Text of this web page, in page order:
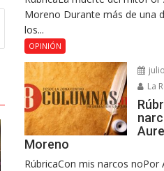
Moreno Durante más de una
los...
OPINIÓN
La
Moreno
RúbricaCon mis narcos noPor